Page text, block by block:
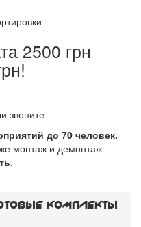
2500 грн
звоните
до 70 человек.
монтаж и демонтаж
.
комплекты